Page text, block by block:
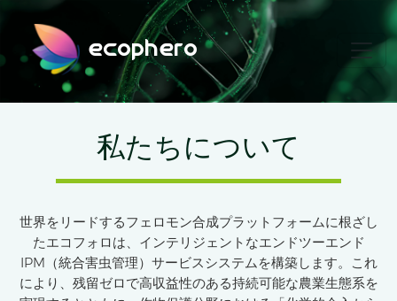
ecophero
私たちについて
世界をリードするフェロモン合成プラットフォームに根ざし
たエコフォロは、インテリジェントなエンドツーエンド
IPM（統合害虫管理）サービスシステムを構築します。これ
により、残留ゼロで高収益性のある持続可能な農業生態系を